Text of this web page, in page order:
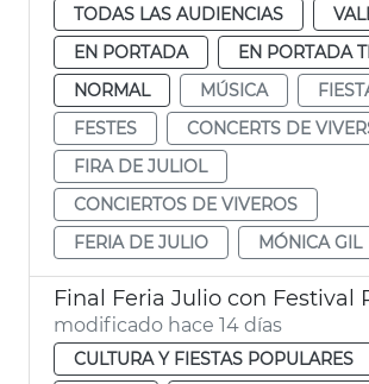
TODAS LAS AUDIENCIAS
EN PORTADA
EN PORTADA
NORMAL
MÚSICA
FESTES
CONCERTS DE
FIRA DE JULIOL
CONCIERTOS DE VIVEROS
FERIA DE JULIO
MÓNICA GIL
Final Feria Julio con Festival
modificado hace 14 días
CULTURA Y FIESTAS POPULARES